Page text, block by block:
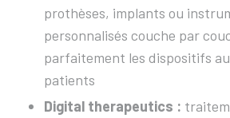
prothèses, implants ou
personnalisés couche par
parfaitement les dispositifs
patients
Digital therapeutics :